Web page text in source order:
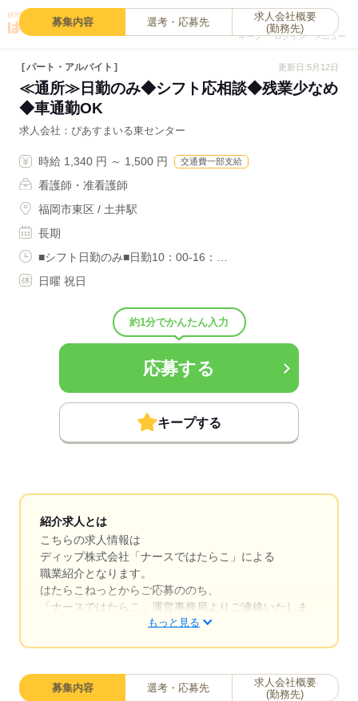
キープ
0
ログイン メニュー
募集内容 選考・応募先
求人会社概要
(勤務先)
パート・アルバイト 更新日:5月12日
≪通所≫日勤のみ◆シフト応相談◆残業少なめ
◆車通勤OK
求人会社 ぴあすまいる東センター
時給 1,340 円 ～ 1,500 円 交通費一部支給
看護師・准看護師
福岡市東区 / 土井駅
長期
■シフト日勤のみ■日勤10：00-16：…
日曜 祝日
約1分でかんたん入力
応募する
キープする
紹介求人とは
こちらの求人情報は
ディップ株式会社「ナースではたらこ」による
職業紹介となります。
はたらこねっとからご応募ののち、
「ナースではたらこ」運営事務局よりご連絡いたしま
求職中の看護師さんの転職を専任の
キャリアアドバイザーが入職まで無料でサポートいた
もっと見る
募集内容 選考・応募先
求人会社概要
(勤務先)